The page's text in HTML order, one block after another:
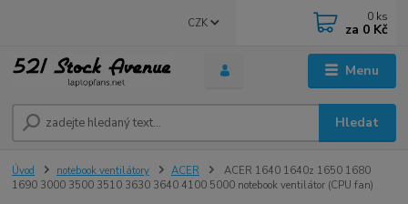
Menu
CZK
Hledat
0 ks
za 0 Kč
Úvod notebook ventilátory ACER
ACER 1640 1640z 1650 1680
1690 3000 3500 3510 3630 3640 4100 5000 notebook ventilátor (CPU fan)